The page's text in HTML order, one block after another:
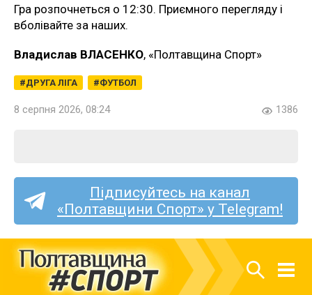
Гра розпочнеться о 12:30. Приємного перегляду і
вболівайте за наших.
Владислав ВЛАСЕНКО, «Полтавщина Спорт»
ДРУГА ЛІГА ФУТБОЛ
8 серпня 2026, 08:24 1386
Підписуйтесь на канал
«Полтавщини Спорт» у Telegram!